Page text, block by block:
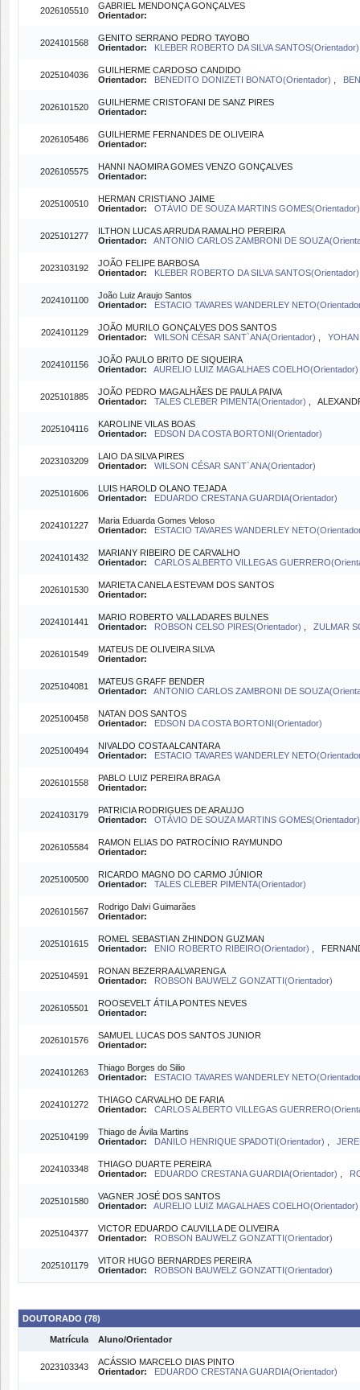
2026105510
GABRIEL MENDONÇA GONÇALVES
Orientador:
2024101568
GENITO SERRANO PEDRO TAYOBO
Orientador:
KLEBER ROBERTO DA SILVA SANTOS(Orientador)
2025104036
GUILHERME CARDOSO CANDIDO
Orientador:
BENEDITO DONIZETI BONATO(Orientador)
2026101520
GUILHERME CRISTOFANI DE SANZ PIRES
Orientador:
2026105486
GUILHERME FERNANDES DE OLIVEIRA
Orientador:
2026105575
HANNI NAOMIRA GOMES VENZO GONÇALVES
Orientador:
2025100510
HERMAN CRISTIANO JAIME
Orientador:
OTÁVIO DE SOUZA MARTINS GOMES(Orientador)
2025101277
ILTHON LUCAS ARRUDA RAMALHO PEREIRA
Orientador:
ANTONIO CARLOS ZAMBRONI DE
2023103192
JOÃO FELIPE BARBOSA
Orientador:
KLEBER ROBERTO DA SILVA SANTOS(Orientador)
2024101100
João Luiz Araujo Santos
Orientador:
ESTACIO TAVARES WANDERLEY
2024101129
JOÃO MURILO GONÇALVES DOS SANTOS
Orientador:
WILSON CÉSAR SANT`ANA(Orientador)
2024101156
JOÃO PAULO BRITO DE SIQUEIRA
Orientador:
AURELIO LUIZ MAGALHAES COELHO(Orientador)
2025101885
JOÃO PEDRO MAGALHÃES DE PAULA PAIVA
Orientador:
TALES CLEBER PIMENTA(Orientador) ,
2025104116
KAROLINE VILAS BOAS
Orientador:
EDSON DA COSTA BORTONI(Orientador)
2023103209
LAIO DA SILVA PIRES
Orientador:
WILSON CÉSAR SANT`ANA(Orientador)
2025101606
LUIS HAROLD OLANO TEJADA
Orientador:
EDUARDO CRESTANA GUARDIA(Orientador)
2024101227
Maria Eduarda Gomes Veloso
Orientador:
ESTACIO TAVARES WANDERLEY
2024101432
MARIANY RIBEIRO DE CARVALHO
Orientador:
CARLOS ALBERTO VILLEGAS
2026101530
MARIETA CANELA ESTEVAM DOS SANTOS
Orientador:
2024101441
MARIO ROBERTO VALLADARES BULNES
Orientador:
ROBSON CELSO PIRES(Orientador) ZULMAR
2026101549
MATEUS DE OLIVEIRA SILVA
Orientador:
2025104081
MATEUS GRAFF BENDER
Orientador:
ANTONIO CARLOS ZAMBRONI DE
2025100458
NATAN DOS SANTOS
Orientador:
EDSON DA COSTA BORTONI(Orientador)
2025100494
NIVALDO COSTA ALCANTARA
Orientador:
ESTACIO TAVARES WANDERLEY
2026101558
PABLO LUIZ PEREIRA BRAGA
Orientador:
2024103179
PATRICIA RODRIGUES DE ARAUJO
Orientador:
OTÁVIO DE SOUZA MARTINS
2026105584
RAMON ELIAS DO PATROCÍNIO RAYMUNDO
Orientador:
2025100500
RICARDO MAGNO DO CARMO JÚNIOR
Orientador:
TALES CLEBER PIMENTA(Orientador)
2026101567
Rodrigo Dalvi Guimarães
Orientador:
2025101615
ROMEL SEBASTIAN ZHINDON GUZMAN
Orientador:
ENIO ROBERTO RIBEIRO(Orientador) ,
2025104591
RONAN BEZERRA ALVARENGA
Orientador:
ROBSON BAUWELZ GONZATTI(Orientador)
2026105501
ROOSEVELT ÁTILA PONTES NEVES
Orientador:
2026101576
SAMUEL LUCAS DOS SANTOS JUNIOR
Orientador:
2024101263
Thiago Borges do Silio
Orientador:
ESTACIO TAVARES WANDERLEY
2024101272
THIAGO CARVALHO DE FARIA
Orientador:
CARLOS ALBERTO VILLEGAS
2025104199
Thiago de Ávila Martins
Orientador:
DANILO HENRIQUE SPADOTI(Orientador)
2024103348
THIAGO DUARTE PEREIRA
Orientador:
EDUARDO CRESTANA GUARDIA(Orientador)
2025101580
VAGNER JOSÉ DOS SANTOS
Orientador:
AURELIO LUIZ MAGALHAES COELHO(Orientador)
2025104377
VICTOR EDUARDO CAUVILLA DE OLIVEIRA
Orientador:
ROBSON BAUWELZ GONZATTI(Orientador)
2025101179
VITOR HUGO BERNARDES PEREIRA
Orientador:
ROBSON BAUWELZ GONZATTI(Orientador)
DOUTORADO (78)
Matrícula Aluno/Orientador
2023103343
ACÁSSIO MARCELO DIAS PINTO
Orientador:
EDUARDO CRESTANA GUARDIA(Orientador)